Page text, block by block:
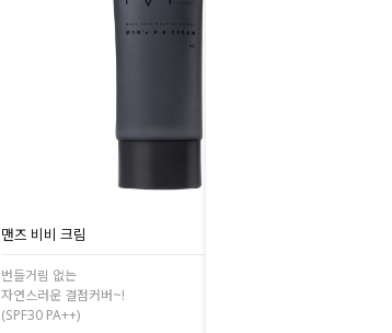
맨즈 비비 크림
번들거림 없는
자연스러운 결점커버~!
(SPF30 PA++)